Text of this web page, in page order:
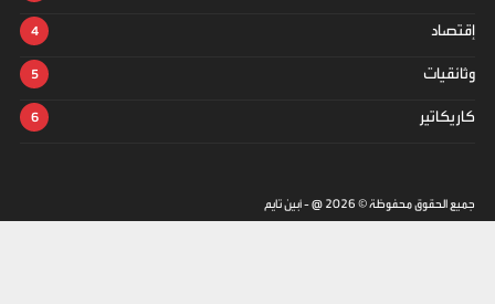
إقتصاد
وثائقيات
كاريكاتير
جميع الحقوق محفوظة © 2026 @ - أبين تايم